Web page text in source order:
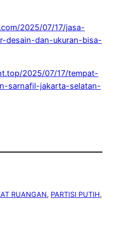
2025/07/17/jasa-
desain-dan-ukuran-bisa-
2025/07/17/tempat-
sarnafil-jakarta-selatan-
RUANGAN, PARTISI PUTIH